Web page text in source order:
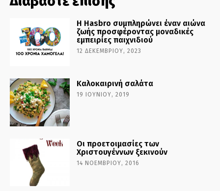
H Hasbro συμπληρώνει έναν αιώνα
ζωής προσφέροντας μοναδικές
εμπειρίες παιχνιδιού
12 ΔΕΚΕΜΒΡΊΟΥ, 2023
Καλοκαιρινή σαλάτα
19 ΙΟΥΝΊΟΥ, 2019
Οι προετοιμασίες των
Χριστουγέννων ξεκινούν
14 ΝΟΕΜΒΡΊΟΥ, 2016